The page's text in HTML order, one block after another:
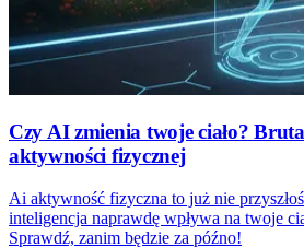
Czy AI zmienia twoje ciało?
aktywności fizycznej
Ai aktywność fizyczna to już nie
inteligencja naprawdę wpływa na twoje
Sprawdź, zanim będzie za późno!